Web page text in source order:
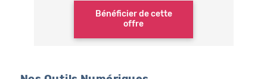
Bénéficier de cette
offre